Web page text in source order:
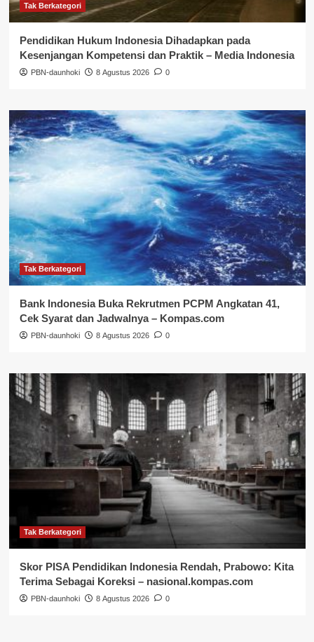
Tak Berkategori
Pendidikan Hukum Indonesia Dihadapkan pada
Kesenjangan Kompetensi dan Praktik – Media Indonesia
PBN-daunhoki 8 Agustus 2026 0
Tak Berkategori
Bank Indonesia Buka Rekrutmen PCPM Angkatan 41,
Cek Syarat dan Jadwalnya – Kompas.com
PBN-daunhoki 8 Agustus 2026 0
Tak Berkategori
Skor PISA Pendidikan Indonesia Rendah, Prabowo: Kita
Terima Sebagai Koreksi – nasional.kompas.com
PBN-daunhoki 8 Agustus 2026 0